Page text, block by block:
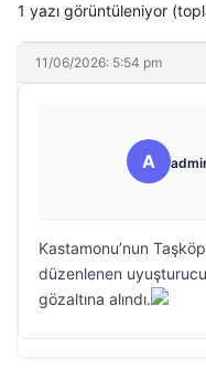
1 yazı görüntüleniyor
11/06/2026: 5:54 pm
A
Kastamonu’nun
düzenlenen
gözaltına alındı.